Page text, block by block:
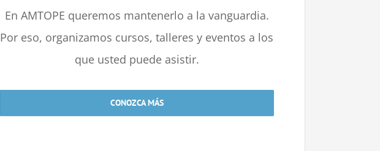
En AMTOPE queremos mantenerlo a la vanguardia.
Por eso, organizamos cursos, talleres y eventos a los
que usted puede asistir.
CONOZCA MÁS